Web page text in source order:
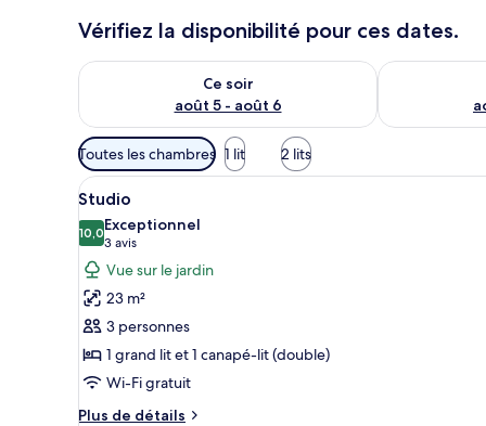
Vérifiez la disponibilité pour ces dates.
Ce soir
août 5 - août 6
Vérifier la disponibilité pour ce soir août 5 - août 6
Vérifier la
Filtres
disponibles
pour
les
chambres
Toutes les chambres 1 lit 2 lits
Afficher
toutes
les
photos
pour
ce
type
de
chambre :
Studio
Un lit bien fait, recouvert
28
Studio
10,010,0 sur 10
Exceptionnel
3 avis
(3 avis)
Vue sur le jardin
23 m²
3 personnes
1 grand lit et 1 canapé-lit (double)
Wi-Fi gratuit
Plus de détails
Plus